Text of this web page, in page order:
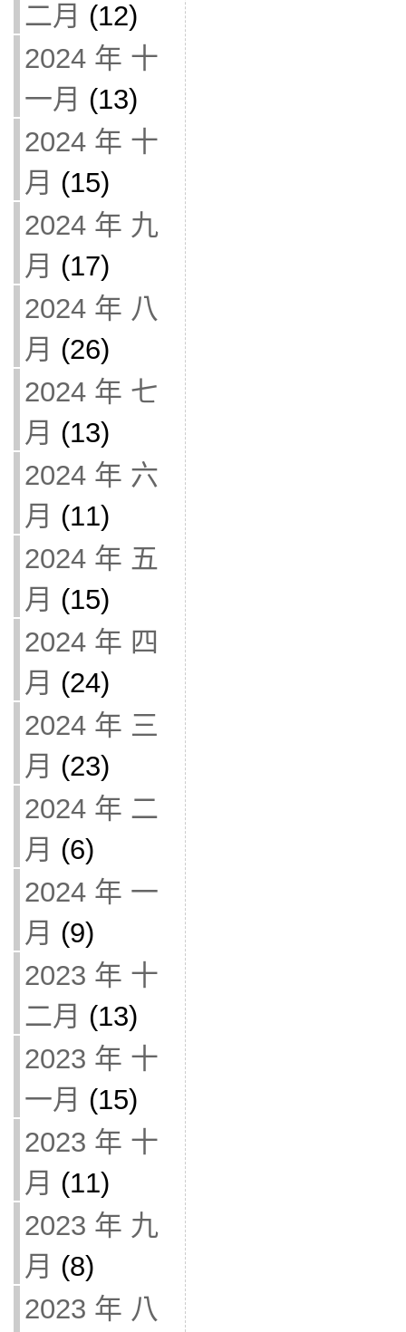
二月 (12)
2024 年 十
一月 (13)
2024 年 十
月 (15)
2024 年 九
月 (17)
2024 年 八
月 (26)
2024 年 七
月 (13)
2024 年 六
月 (11)
2024 年 五
月 (15)
2024 年 四
月 (24)
2024 年 三
月 (23)
2024 年 二
月 (6)
2024 年 一
月 (9)
2023 年 十
二月 (13)
2023 年 十
一月 (15)
2023 年 十
月 (11)
2023 年 九
月 (8)
2023 年 八